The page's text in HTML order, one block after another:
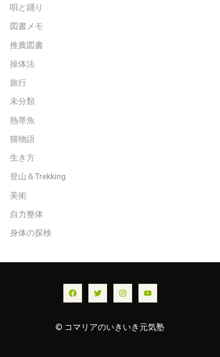
唄と踊り
図書メモ
推薦図書
操体法
旅行
未分類
熱帯魚
猫物語
生き方
登山＆Trekking
美術
自力整体
身体の探検
© コマリアのいきいき元気塾